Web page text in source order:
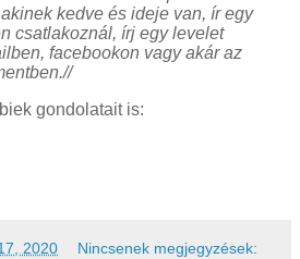
kedve és ideje van, ír egy
csatlakoznál, írj egy levelet
facebookon vagy akár az
gondolatait is:
2020 Nincsenek megjegyzések: